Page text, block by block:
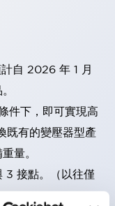
自 2026 年 1 月
件下，即可實現高
有的變壓器型產
量。
3 接點。（以往僅